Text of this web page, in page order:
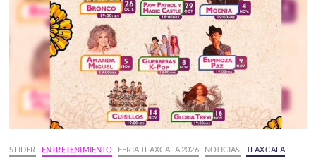
SLIDER ENTRETENIMIENTO FERIA TLAXCALA 2026 NOTICIAS TLAXCALA